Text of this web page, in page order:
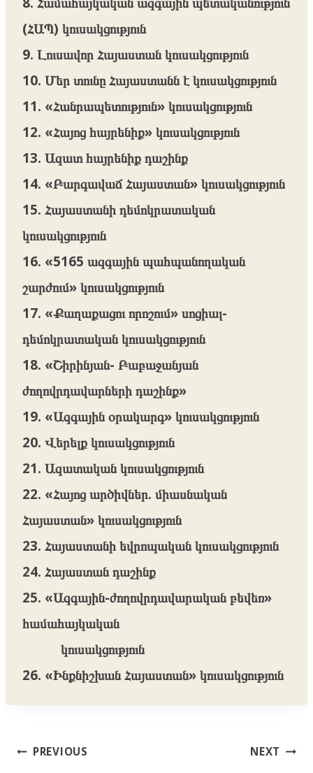
(ՀԱՊ) կուսակցություն
9. Լուսավոր Հայաստան կուսակցություն
10. Մեր տունը Հայաստանն է կուսակցություն
11. «Հանրապետություն» կուսակցություն
12. «Հայոց հայրենիք» կուսակցություն
13. Ազատ հայրենիք դաշինք
14. «Բարգավաճ Հայաստան» կուսակցություն
15. Հայաստանի դեմոկրատական
կուսակցություն
16. «5165 ազգային պահպանողական
շարժում» կուսակցություն
17. «Քաղաքացու որոշում» սոցիալ-
դեմոկրատական կուսակցություն
18. «Շիրինյան- Բաբաջանյան
ժողովրդավարների դաշինք»
19. «Ազգային օրակարգ» կուսակցություն
20. Վերելք կուսակցություն
21. Ազատական կուսակցություն
22. «Հայոց արծիվներ. միասնական
Հայաստան» կուսակցություն
23. Հայաստանի եվրոպական կուսակցություն
24. Հայաստան դաշինք
25. «Ազգային-ժողովրդավարական բեվեռ»
համահայկական
կուսակցություն
26. «Ինքնիշխան Հայաստան» կուսակցություն
Post
PREVIOUS NEXT